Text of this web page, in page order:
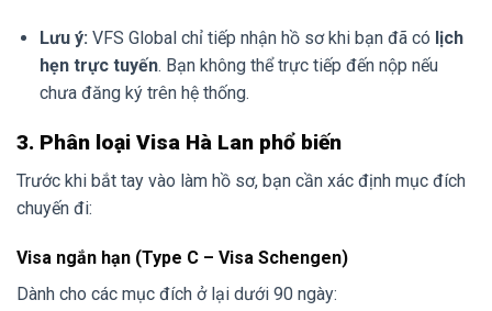
Lưu ý: VFS Global chỉ tiếp nhận hồ sơ khi bạn đã có lịch
hẹn trực tuyến. Bạn không thể trực tiếp đến nộp nếu
chưa đăng ký trên hệ thống.
3. Phân loại Visa Hà Lan phổ biến
Trước khi bắt tay vào làm hồ sơ, bạn cần xác định mục đích
chuyến đi:
Visa ngắn hạn (Type C – Visa Schengen)
Dành cho các mục đích ở lại dưới 90 ngày: